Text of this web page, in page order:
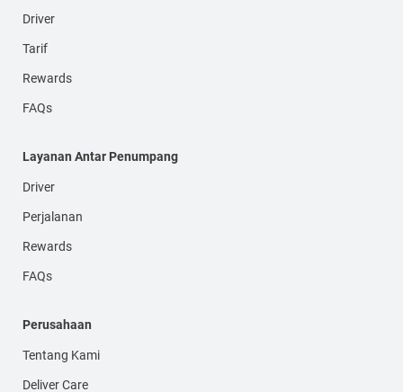
Driver
Tarif
Rewards
FAQs
Layanan Antar Penumpang
Driver
Perjalanan
Rewards
FAQs
Perusahaan
Tentang Kami
Deliver Care